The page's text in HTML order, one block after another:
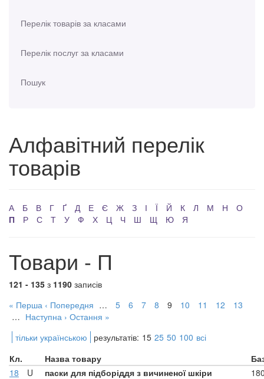
Перелік товарів за класами
Перелік послуг за класами
Пошук
Алфавітний перелік
товарів
А Б В Г Ґ Д Е Є Ж З І Ї Й К Л М Н
О
П
Р С Т У Ф Х Ц Ч Ш Щ Ю Я
Товари - П
121 - 135 з 1190 записів
« Перша ‹ Попередня … 5 6 7 8 9 10 11 12
13
… Наступна › Остання »
тільки українською
результатів: 15 25 50 100 всі
Кл.
Назва товару
18
U паски для підборіддя з вичиненої шкіри